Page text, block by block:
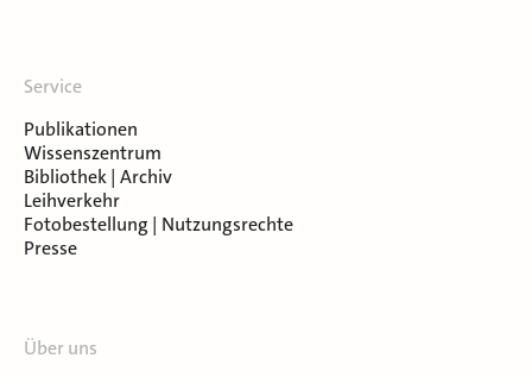
Service
Publikationen
Wissenszentrum
Bibliothek | Archiv
Leihverkehr
Fotobestellung | Nutzungsrechte
Presse
Über uns